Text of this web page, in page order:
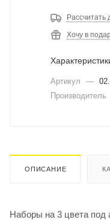
Рассчитать
Хочу в
Артикул —
Производитель
ОПИСАНИЕ
Наборы на 3 цвета под